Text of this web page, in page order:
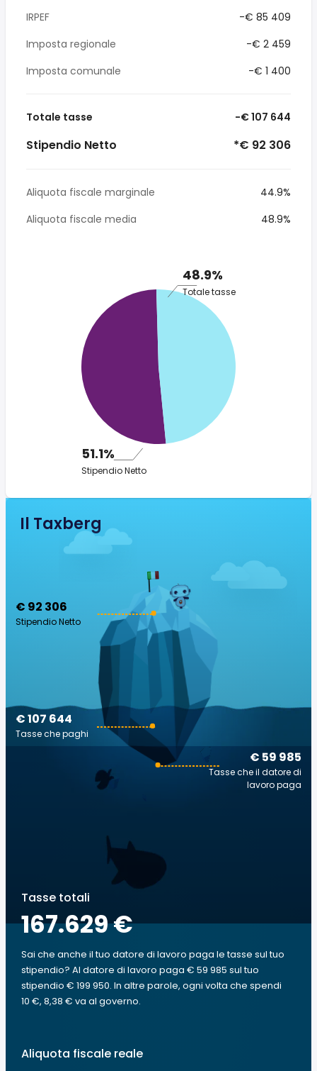
IRPEF
-€ 85 409
Imposta regionale
-€ 2 459
Imposta comunale
-€ 1 400
Totale tasse -€ 107 644
Stipendio Netto *€ 92 306
Aliquota fiscale marginale
44.9%
Aliquota fiscale media
48.9%
48.9%
Totale tasse
51.1%
Stipendio Netto
Il Taxberg
€ 92 306
Stipendio Netto
€ 59 985
Tasse che il datore di
lavoro paga
€ 107 644
Tasse che paghi
Tasse totali
167.629 €
Sai che anche il tuo datore di lavoro paga le tasse sul tuo
stipendio? Al datore di lavoro paga € 59 985 sul tuo
stipendio € 199 950. In altre parole, ogni volta che spendi
10 €, 8,38 € va al governo.
Aliquota fiscale reale